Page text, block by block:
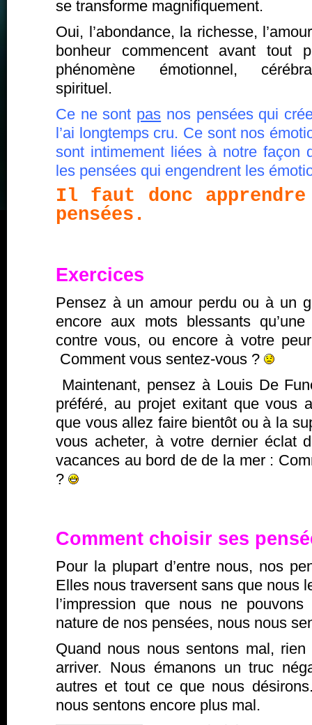
se transforme magnifiquement.
Oui, l’abondance, la richesse,
bonheur commencent avant tout
phénomène émotionnel,
spirituel.
Ce ne sont pas nos pensées qui
l’ai longtemps cru. Ce sont nos
sont intimement liées à notre façon
les pensées qui engendrent les
Il faut donc
pensées.
Exercices
Pensez à un amour perdu ou à un
encore aux mots blessants
contre vous, ou encore à votre
Comment vous sentez-vous ?
Maintenant, pensez à Louis De
préféré, au projet exitant que vous
que vous allez faire bientôt ou à la
vous acheter, à votre dernier éclat
vacances au bord de de la mer :
?
Comment choisir ses
Pour la plupart d’entre nous, nos
Elles nous traversent sans que nous
l’impression que nous ne
nature de nos pensées, nous nous
Quand nous nous sentons mal,
arriver. Nous émanons un truc
autres et tout ce que nous
nous sentons encore plus mal.